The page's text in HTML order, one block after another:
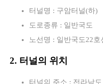
터널명 : 구암터널(하)
도로종류 : 일반국도
노선명 : 일반국도22호
2. 터널의 위치
터널의 주소 : 전라남